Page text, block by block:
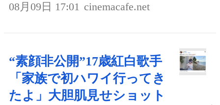
08月09日 17:01 cinemacafe.net
“素顔非公開”17歳紅白歌手
「家族で初ハワイ行ってき
たよ」大胆肌見せショット